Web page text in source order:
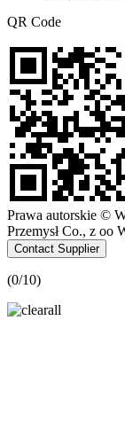
QR Code
Prawa autorskie ©
Przemysł Co., z oo
Contact Supplier
(0/10)